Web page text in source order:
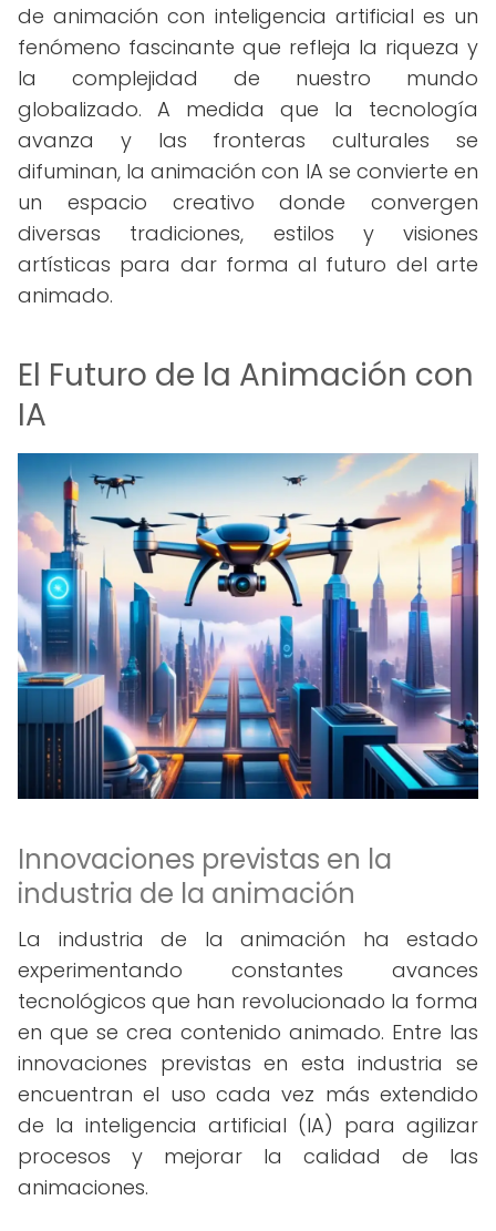
de animación con inteligencia artificial es un
fenómeno fascinante que refleja la riqueza y
la complejidad de nuestro mundo
globalizado. A medida que la tecnología
avanza y las fronteras culturales se
difuminan, la animación con IA se convierte en
un espacio creativo donde convergen
diversas tradiciones, estilos y visiones
artísticas para dar forma al futuro del arte
animado.
El Futuro de la Animación con
IA
Innovaciones previstas en la
industria de la animación
La industria de la animación ha estado
experimentando constantes avances
tecnológicos que han revolucionado la forma
en que se crea contenido animado. Entre las
innovaciones previstas en esta industria se
encuentran el uso cada vez más extendido
de la inteligencia artificial (IA) para agilizar
procesos y mejorar la calidad de las
animaciones.